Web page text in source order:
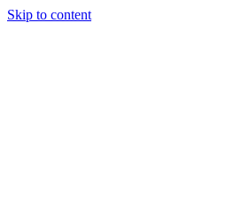
Skip to content